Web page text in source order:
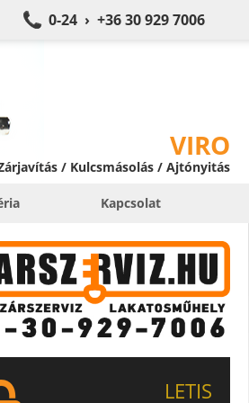
0-24 › +36 30 929 7006
VIRO
/ Kulcsmásolás / Ajtónyitás
Kapcsolat
LETIS